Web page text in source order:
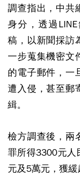
調查指出，中共
身分，透過
稿，以新聞採訪
一步蒐集機密文
的電子郵件，一
遭入侵，甚至郵
緝。
檢方調查後，兩
罪所得3300元人
元及5萬元，獲緩